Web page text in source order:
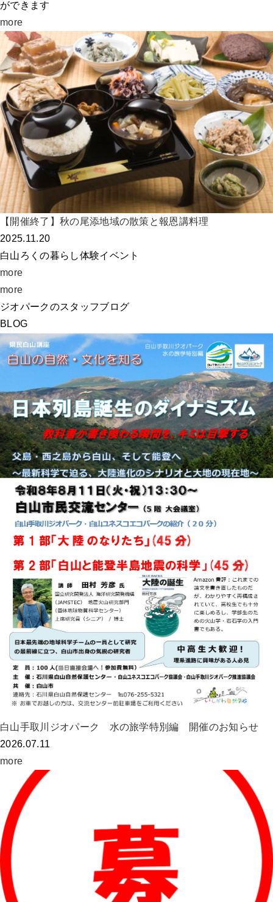
ができます
more
【開催終了】秋の尾添地域の散策と報恩講料理
2025.11.20
白山ろくの暮らし体験イベント
more
more
ジオパークのスタッフブログ
BLOG
白山手取川ジオパーク 水の旅学特別編 開催のお知らせ
2026.07.11
more